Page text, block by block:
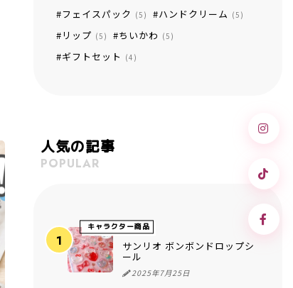
フェイスパック (5) ハンドクリーム (5)
リップ (5) ちいかわ (5)
ギフトセット (4)
人気の記事
POPULAR
キャラクター商品
サンリオ ボンボンドロップシ
ール
2025年7月25日